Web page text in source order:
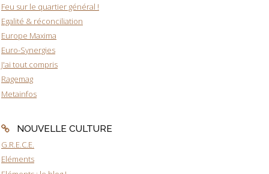
Feu sur le quartier général !
Egalité & réconciliation
Europe Maxima
Euro-Synergies
J'ai tout compris
Ragemag
Metainfos
NOUVELLE CULTURE
G.R.E.C.E.
Eléments